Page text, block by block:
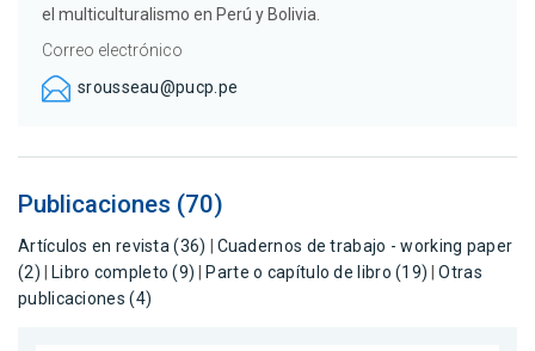
el multiculturalismo en Perú y Bolivia.
Correo electrónico
srousseau@pucp.pe
Publicaciones (70)
Artículos en revista (36)
Cuadernos de trabajo - working paper
(2)
Libro completo (9) Parte o capítulo de libro (19) |Otras
publicaciones (4)